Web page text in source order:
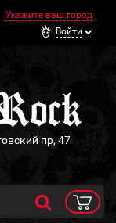
Укажите ваш город
Войти
пр, 47